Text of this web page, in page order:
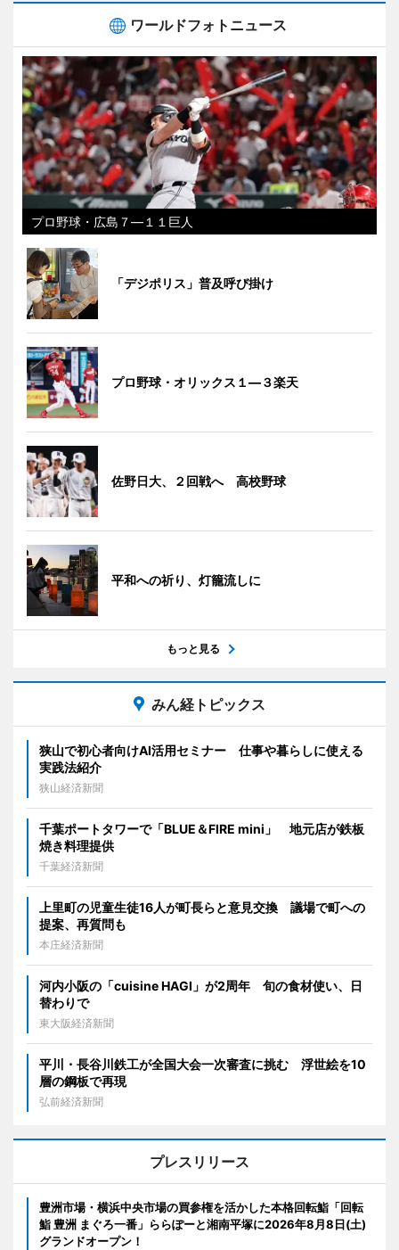
ワールドフォトニュース
プロ野球・広島７―１１巨人
「デジポリス」普及呼び掛け
プロ野球・オリックス１―３楽天
佐野日大、２回戦へ 高校野球
平和への祈り、灯籠流しに
もっと見る
みん経トピックス
狭山で初心者向けAI活用セミナー 仕事や暮らしに使える
実践法紹介
狭山経済新聞
千葉ポートタワーで「BLUE＆FIRE mini」 地元店が鉄板
焼き料理提供
千葉経済新聞
上里町の児童生徒16人が町長らと意見交換 議場で町への
提案、再質問も
本庄経済新聞
河内小阪の「cuisine HAGI」が2周年 旬の食材使い、日
替わりで
東大阪経済新聞
平川・長谷川鉄工が全国大会一次審査に挑む 浮世絵を10
層の鋼板で再現
弘前経済新聞
プレスリリース
豊洲市場・横浜中央市場の買参権を活かした本格回転鮨「回転
鮨 豊洲 まぐろ一番」ららぽーと湘南平塚に2026年8月8日(土)
グランドオープン！